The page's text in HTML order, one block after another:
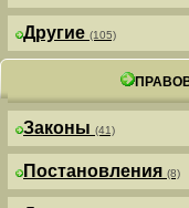
Другие (105)
Законы (41)
Постановления (8)